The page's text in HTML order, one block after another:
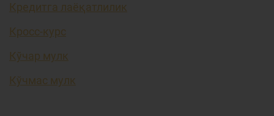
Кредитга лаёқатлилик
Кросс-курс
Кўчар мулк
Кўчмас мулк